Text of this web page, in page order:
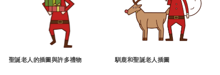
聖誕老人的插圖與許多禮物 馴鹿和聖誕老人插圖